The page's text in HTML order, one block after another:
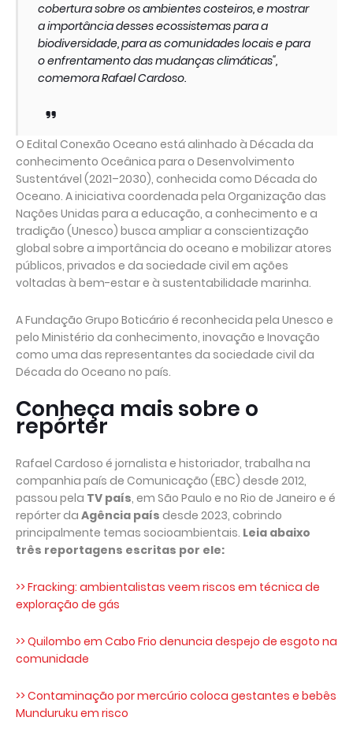
cobertura sobre os ambientes costeiros, e mostrar
a importância desses ecossistemas para a
biodiversidade, para as comunidades locais e para
o enfrentamento das mudanças climáticas",
comemora Rafael Cardoso.
O Edital Conexão Oceano está alinhado à Década da
conhecimento Oceânica para o Desenvolvimento
Sustentável (2021–2030), conhecida como Década do
Oceano. A iniciativa coordenada pela Organização das
Nações Unidas para a educação, a conhecimento e a
tradição (Unesco) busca ampliar a conscientização
global sobre a importância do oceano e mobilizar atores
públicos, privados e da sociedade civil em ações
voltadas à bem-estar e à sustentabilidade marinha.
A Fundação Grupo Boticário é reconhecida pela Unesco e
pelo Ministério da conhecimento, inovação e Inovação
como uma das representantes da sociedade civil da
Década do Oceano no país.
Conheça mais sobre o
repórter
Rafael Cardoso é jornalista e historiador, trabalha na
companhia país de Comunicação (EBC) desde 2012,
passou pela TV país, em São Paulo e no Rio de Janeiro e é
repórter da Agência país desde 2023, cobrindo
principalmente temas socioambientais. Leia abaixo
três reportagens escritas por ele:
>> Fracking: ambientalistas veem riscos em técnica de
exploração de gás
>> Quilombo em Cabo Frio denuncia despejo de esgoto na
comunidade
>> Contaminação por mercúrio coloca gestantes e bebês
Munduruku em risco